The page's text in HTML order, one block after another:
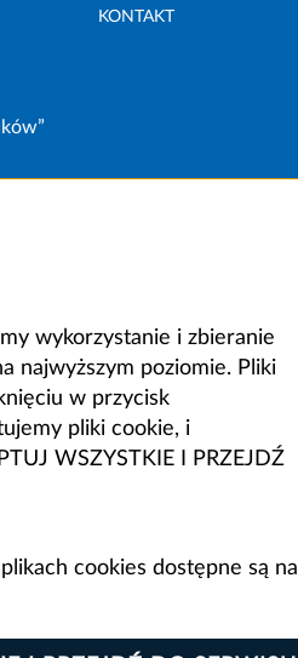
KONTAKT
wykorzystanie i zbieranie
najwyższym poziomie. Pliki
w przycisk
pliki cookie, i
WSZYSTKIE I PRZEJDŹ
cookies dostępne są na